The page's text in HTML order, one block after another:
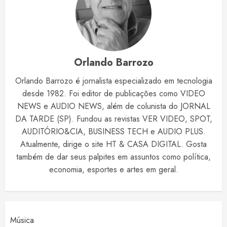
Orlando Barrozo
Orlando Barrozo é jornalista especializado em tecnologia
desde 1982. Foi editor de publicações como VIDEO
NEWS e AUDIO NEWS, além de colunista do JORNAL
DA TARDE (SP). Fundou as revistas VER VIDEO, SPOT,
AUDITÓRIO&CIA, BUSINESS TECH e AUDIO PLUS.
Atualmente, dirige o site HT & CASA DIGITAL. Gosta
também de dar seus palpites em assuntos como política,
economia, esportes e artes em geral.
Música